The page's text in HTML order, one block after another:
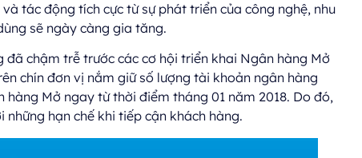
tác động tích cực từ sự phát triển của công nghệ, nhu
sẽ ngày càng gia tăng.
đã chậm trễ trước các cơ hội triển khai Ngân hàng Mở
chín đơn vị nắm giữ số lượng tài khoản ngân hàng
Mở ngay từ thời điểm tháng 01 năm 2018. Do đó,
hạn chế khi tiếp cận khách hàng.